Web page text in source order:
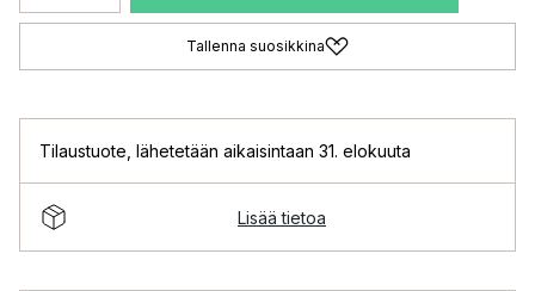
Tallenna suosikkina
Tilaustuote lähetetään aikaisintaan 31. elokuuta
Lisää tietoa